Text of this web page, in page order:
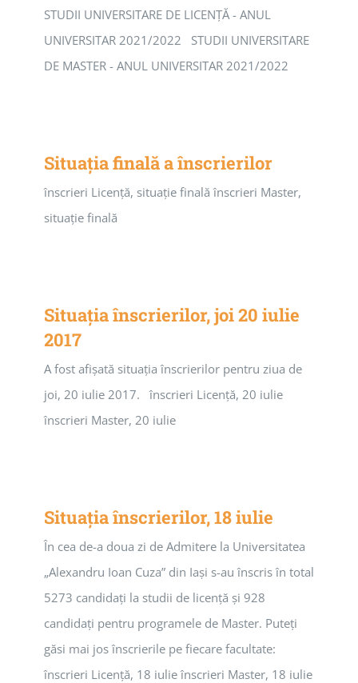
STUDII UNIVERSITARE DE LICENȚĂ - ANUL
UNIVERSITAR 2021/2022 STUDII UNIVERSITARE
DE MASTER - ANUL UNIVERSITAR 2021/2022
Situația finală a înscrierilor
înscrieri Licență, situație finală înscrieri Master,
situație finală
Situația înscrierilor, joi 20 iulie
2017
A fost afișată situația înscrierilor pentru ziua de
joi, 20 iulie 2017. înscrieri Licență, 20 iulie
înscrieri Master, 20 iulie
Situația înscrierilor, 18 iulie
În cea de-a doua zi de Admitere la Universitatea
„Alexandru Ioan Cuza” din Iași s-au înscris în total
5273 candidați la studii de licență și 928
candidați pentru programele de Master. Puteți
găsi mai jos înscrierile pe fiecare facultate:
înscrieri Licență, 18 iulie înscrieri Master, 18 iulie